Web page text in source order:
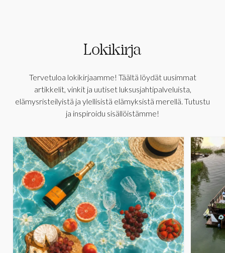
Lokikirja
Tervetuloa lokikirjaamme! Täältä löydät uusimmat
artikkelit, vinkit ja uutiset luksusjahtipalveluista,
elämysristeilyistä ja ylellisistä elämyksistä merellä. Tutustu
ja inspiroidu sisällöistämme!